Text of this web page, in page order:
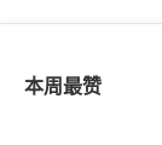
本周最赞